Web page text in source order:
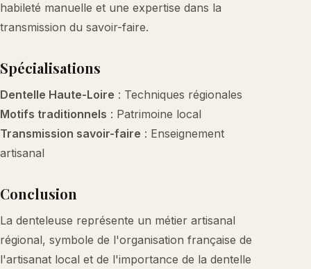
habileté manuelle et une expertise dans la
transmission du savoir-faire.
Spécialisations
Dentelle Haute-Loire : Techniques régionales
Motifs traditionnels : Patrimoine local
Transmission savoir-faire : Enseignement
artisanal
Conclusion
La denteleuse représente un métier artisanal
régional, symbole de l'organisation française de
l'artisanat local et de l'importance de la dentelle